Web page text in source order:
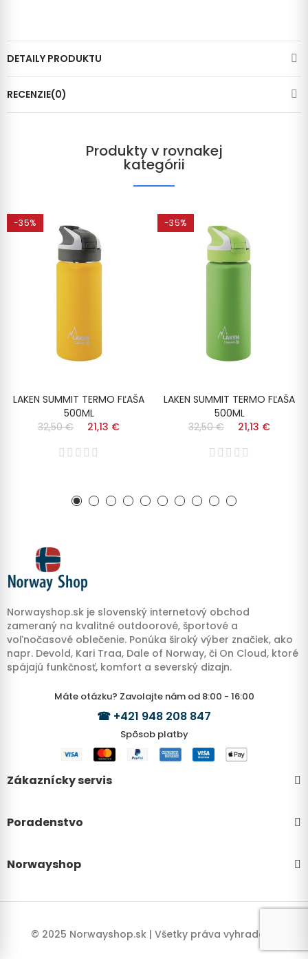
DETAILY PRODUKTU
RECENZIE(0)
Produkty v rovnakej
kategórii
-35%
LAKEN SUMMIT TERMO FĽAŠA
500ML
32,50 €
21,13 €
-35%
LAKEN SUMMIT TERMO FĽAŠA
500ML
32,50 €
21,13 €
Norwayshop.sk je slovenský internetový obchod
zameraný na kvalitné outdoorové, športové a
voľnočasové oblečenie. Ponúka široký výber značiek, ako
napr. Devold, Kari Traa, Dale of Norway, či On Cloud, ktoré
spájajú funkčnosť, komfort a severský dizajn.
Máte otázku? Zavolajte nám od 8:00 - 16:00
☎ +421 948 208 847
Spôsob platby
Zákaznícky servis
Poradenstvo
Norwayshop
© 2025 Norwayshop.sk | Všetky práva vyhradené